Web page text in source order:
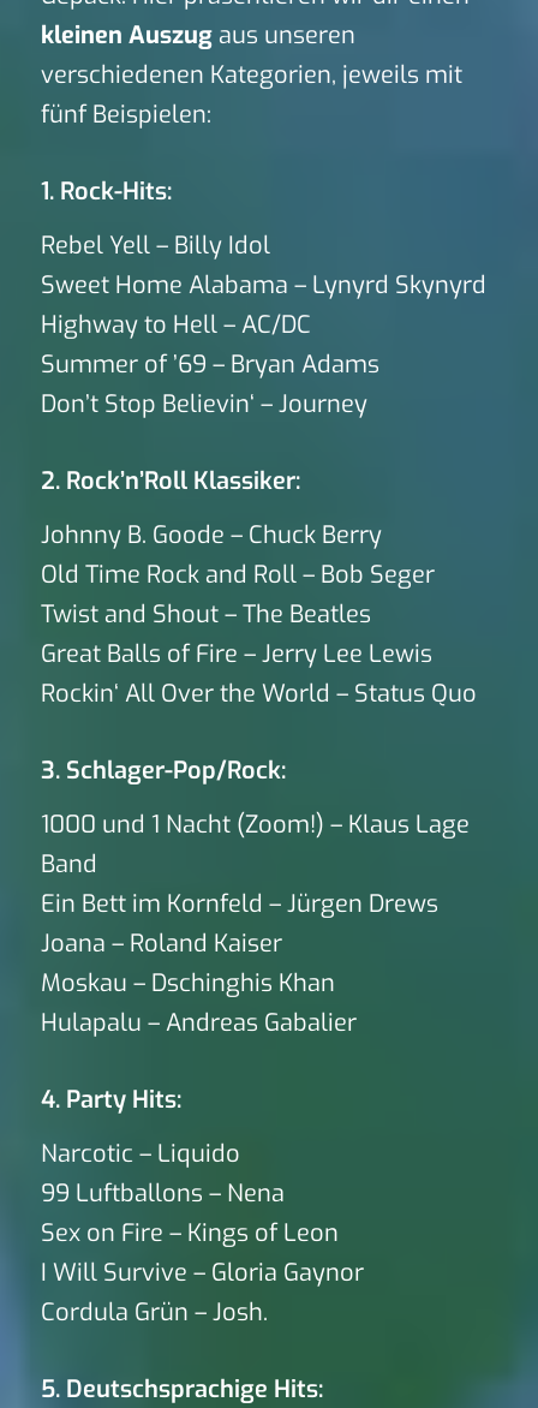
kleinen Auszugaus unseren
verschiedenen Kategorien, jeweils mit
fünf Beispielen:
1. Rock-Hits:
Rebel Yell – Billy Idol
Sweet Home Alabama – Lynyrd Skynyrd
Highway to Hell – AC/DC
Summer of ’69 – Bryan Adams
Don’t Stop Believin‘ – Journey
2. Rock’n’Roll Klassiker:
Johnny B. Goode – Chuck Berry
Old Time Rock and Roll – Bob Seger
Twist and Shout – The Beatles
Great Balls of Fire – Jerry Lee Lewis
Rockin‘ All Over the World – Status Quo
3. Schlager-Pop/Rock:
1000 und 1 Nacht (Zoom!) – Klaus Lage
Band
Ein Bett im Kornfeld – Jürgen Drews
Joana – Roland Kaiser
Moskau – Dschinghis Khan
Hulapalu – Andreas Gabalier
4. Party Hits:
Narcotic – Liquido
99 Luftballons – Nena
Sex on Fire – Kings of Leon
I Will Survive – Gloria Gaynor
Cordula Grün – Josh.
5. Deutschsprachige Hits: